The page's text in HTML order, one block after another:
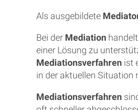
Als ausgebildete
Bei der Mediation
einer Lösung zu
Mediationsverfahren ist
in der aktuellen
Mediationsverfahren